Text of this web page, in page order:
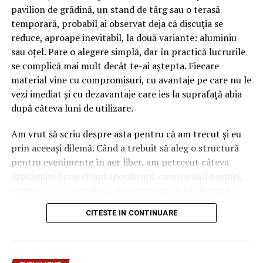
pavilion de grădină, un stand de târg sau o terasă
temporară, probabil ai observat deja că discuția se
reduce, aproape inevitabil, la două variante: aluminiu
sau oțel. Pare o alegere simplă, dar în practică lucrurile
se complică mai mult decât te-ai aștepta. Fiecare
material vine cu compromisuri, cu avantaje pe care nu le
vezi imediat și cu dezavantaje care ies la suprafață abia
după câteva luni de utilizare.
Am vrut să scriu despre asta pentru că am trecut și eu
prin aceeași dilemă. Când a trebuit să aleg o structură
pentru evenimente în aer liber, am petrecut câteva
săptămâni bune citind specificații, comparând prețuri,
„corect” depinde mult de context, de cât de des muți
pavilionul și de ce condiții meteo ai de înfruntat.
CITESTE IN CONTINUARE